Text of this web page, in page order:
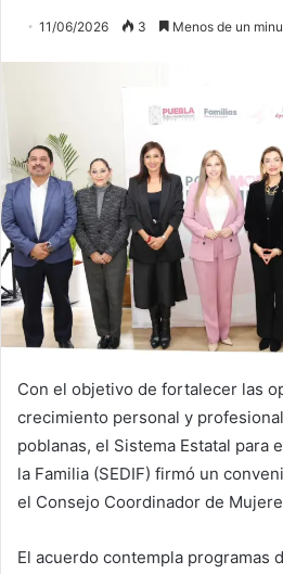
11/06/2026 3 Menos de un
Con el objetivo de fortalecer las
crecimiento personal y
poblanas, el Sistema Estatal para
la Familia (SEDIF) firmó un
el Consejo Coordinador de
El acuerdo contempla programas